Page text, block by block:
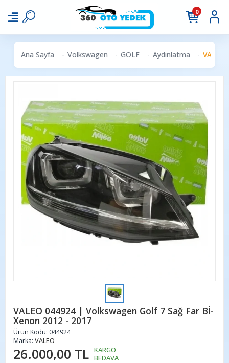
0
Ana Sayfa Volkswagen GOLF Aydınlatma
VALEO 044924 | Volkswagen Golf 7 Sağ Far Bİ-
Xenon 2012 - 2017
Ürün Kodu: 044924
Marka: VALEO
26.000,00 TL KARGO
BEDAVA